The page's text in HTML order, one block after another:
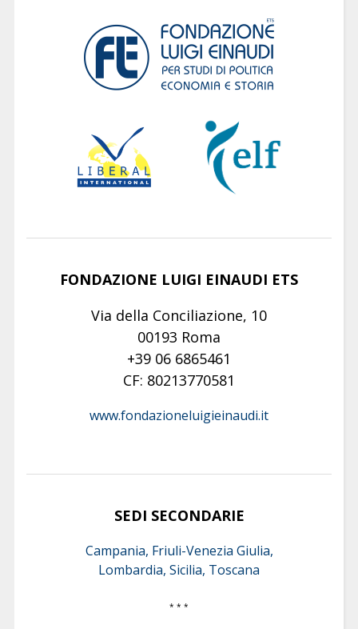
FONDAZIONE LUIGI EINAUDI ETS
Via della Conciliazione, 10
00193 Roma
+39 06 6865461
CF: 80213770581
www.fondazioneluigieinaudi.it
SEDI SECONDARIE
Campania, Friuli-Venezia Giulia,
Lombardia, Sicilia, Toscana
* * *